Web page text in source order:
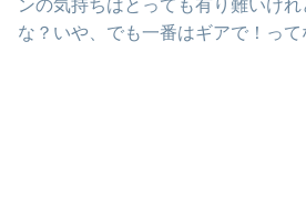
ンの気持ちはとっても有り難いけ
な？いや、でも一番はギアで！って